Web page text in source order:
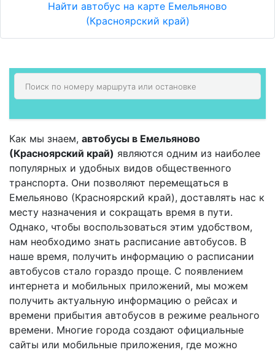
Найти автобус на карте Емельяново
(Красноярский край)
Как мы знаем, автобусы в Емельяново
(Красноярский край) являются одним из наиболее
популярных и удобных видов общественного
транспорта. Они позволяют перемещаться в
Емельяново (Красноярский край), доставлять нас к
месту назначения и сокращать время в пути.
Однако, чтобы воспользоваться этим удобством,
нам необходимо знать расписание автобусов. В
наше время, получить информацию о расписании
автобусов стало гораздо проще. С появлением
интернета и мобильных приложений, мы можем
получить актуальную информацию о рейсах и
времени прибытия автобусов в режиме реального
времени. Многие города создают официальные
сайты или мобильные приложения, где можно